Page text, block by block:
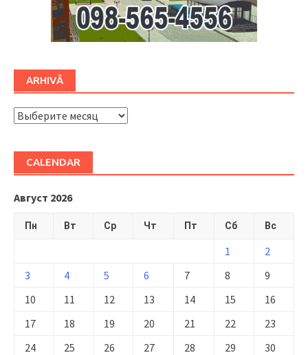
ARHIVĂ
ARHIVĂ
CALENDAR
Август 2026
Пн Вт Ср Чт Пт Сб Вс
1
2
3
4 5 6 7 8
9
10
11 12 13 14 15
16
17
18 19 20 21 22
23
24
25 26 27 28 29
30